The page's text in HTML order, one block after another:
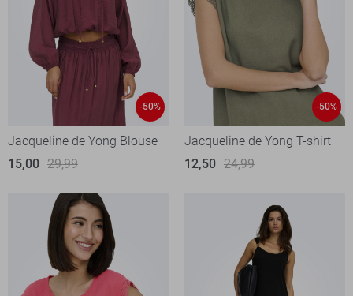
-50%
Jacqueline de Yong Blouse
15,00 29,99
-50%
Jacqueline de Yong T-shirt
12,50 24,99